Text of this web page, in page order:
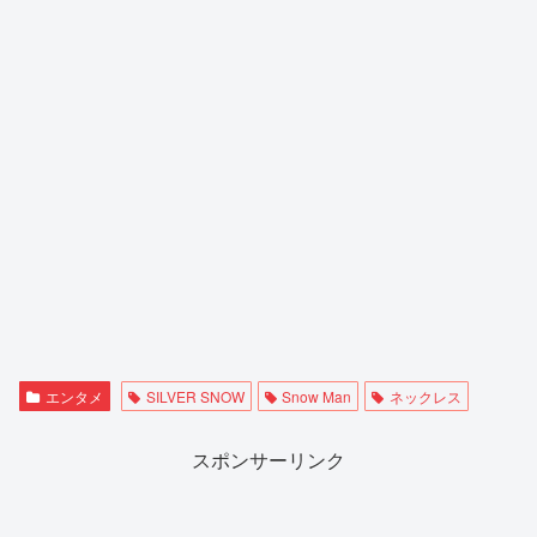
エンタメ SILVER SNOW Snow Man ネックレス
スポンサーリンク